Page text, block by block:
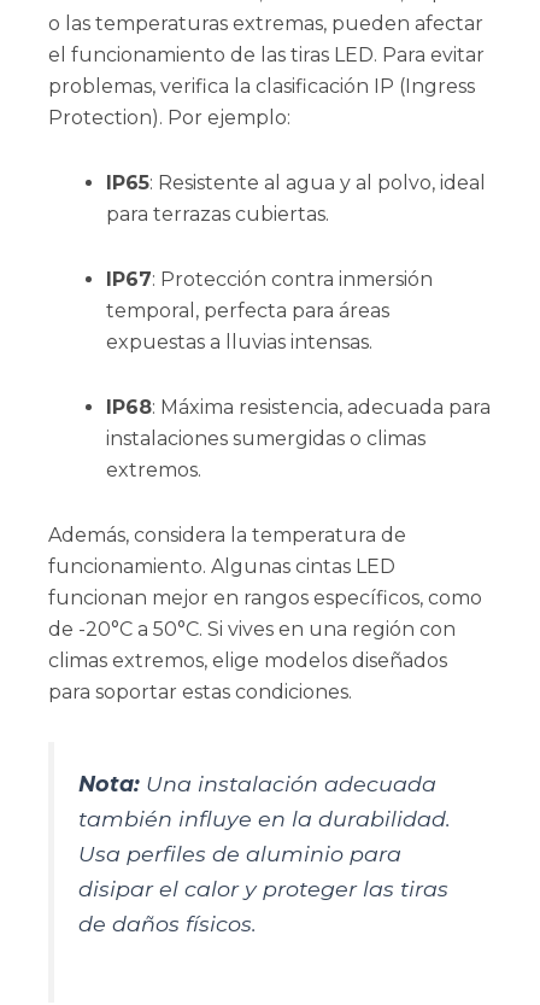
o las temperaturas extremas, pueden afectar
el funcionamiento de las tiras LED. Para evitar
problemas, verifica la clasificación IP (Ingress
Protection). Por ejemplo:
IP65: Resistente al agua y al polvo, ideal
para terrazas cubiertas.
IP67: Protección contra inmersión
temporal, perfecta para áreas
expuestas a lluvias intensas.
IP68: Máxima resistencia, adecuada para
instalaciones sumergidas o climas
extremos.
Además, considera la temperatura de
funcionamiento. Algunas cintas LED
funcionan mejor en rangos específicos, como
de -20°C a 50°C. Si vives en una región con
climas extremos, elige modelos diseñados
para soportar estas condiciones.
Nota:Una instalación adecuada
también influye en la durabilidad.
Usa perfiles de aluminio para
disipar el calor y proteger las tiras
de daños físicos.